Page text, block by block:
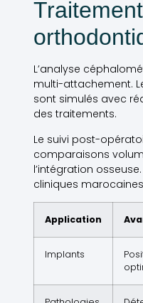
L’analyse
multi-attachement.
sont simulés avec
des traitements.
Le suivi post-
comparaisons
l’intégration
cliniques
Application
Implants